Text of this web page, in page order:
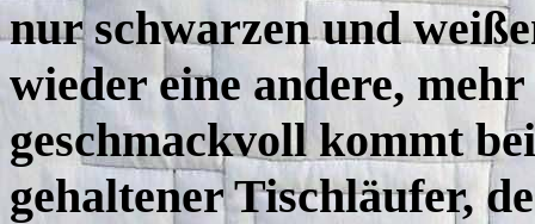
nur schwarzen und
wieder eine andere,
geschmackvoll kommt
gehaltener Tischläufer,